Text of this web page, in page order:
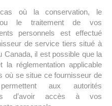
où la conservation, le
le traitement de vos
personnels est effectué
de service tiers situé à
Canada, il est possible que la
la réglementation applicable
où se situe ce fournisseur de
aux autorités
d’avoir accès à vos